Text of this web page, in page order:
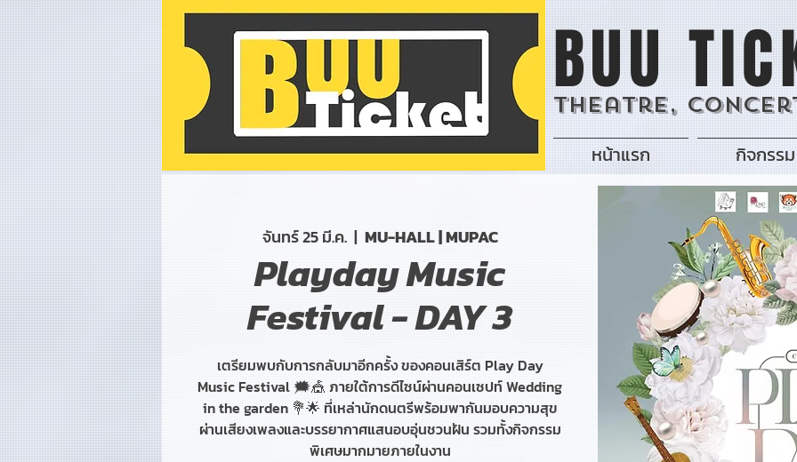
BUU
Theatre,
หน้าแรก กิจกรรม
จันทร์ 25 มี.ค.
  |
MU-HALL | MUPAC
Playday Music
Festival - DAY 3
เตรียมพบกับการกลับมาอีกครั้ง ของคอนเสิร์ต Play Day
Music Festival 🗯️🎪 ภายใต้การดีไซน์ผ่านคอนเซปท์ Wedding
in the garden 💐🌟 ที่เหล่านักดนตรีพร้อมพากันมอบความสุข
ผ่านเสียงเพลงและบรรยากาศแสนอบอุ่นชวนฝัน รวมทั้งกิจกรรม
พิเศษมากมายภายในงาน